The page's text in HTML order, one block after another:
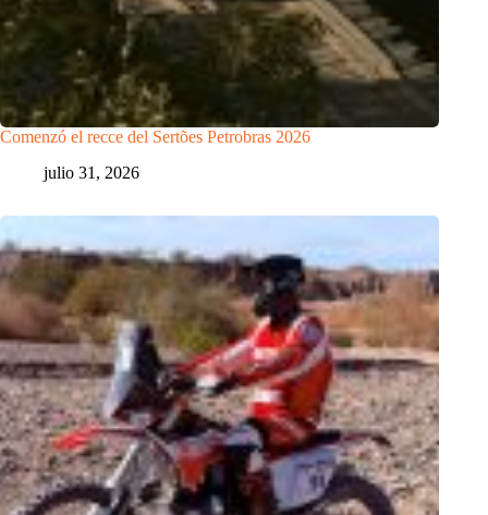
Comenzó el recce del Sertões Petrobras 2026
julio 31, 2026